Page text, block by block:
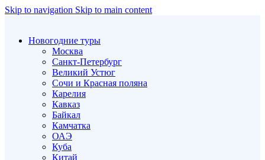
Skip to navigation Skip to main content
Новогодние туры
Москва
Санкт-Петербург
Великий Устюг
Сочи и Красная поляна
Карелия
Кавказ
Байкал
Камчатка
ОАЭ
Куба
Китай